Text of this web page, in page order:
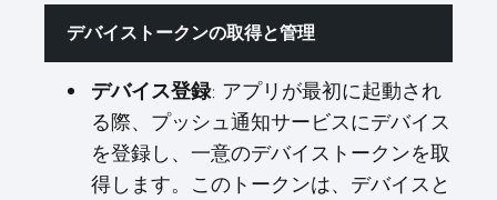
デバイストークンの取得と管理
デバイス登録: アプリが最初に起動され
る際、プッシュ通知サービスにデバイス
を登録し、一意のデバイストークンを取
得します。このトークンは、デバイスと